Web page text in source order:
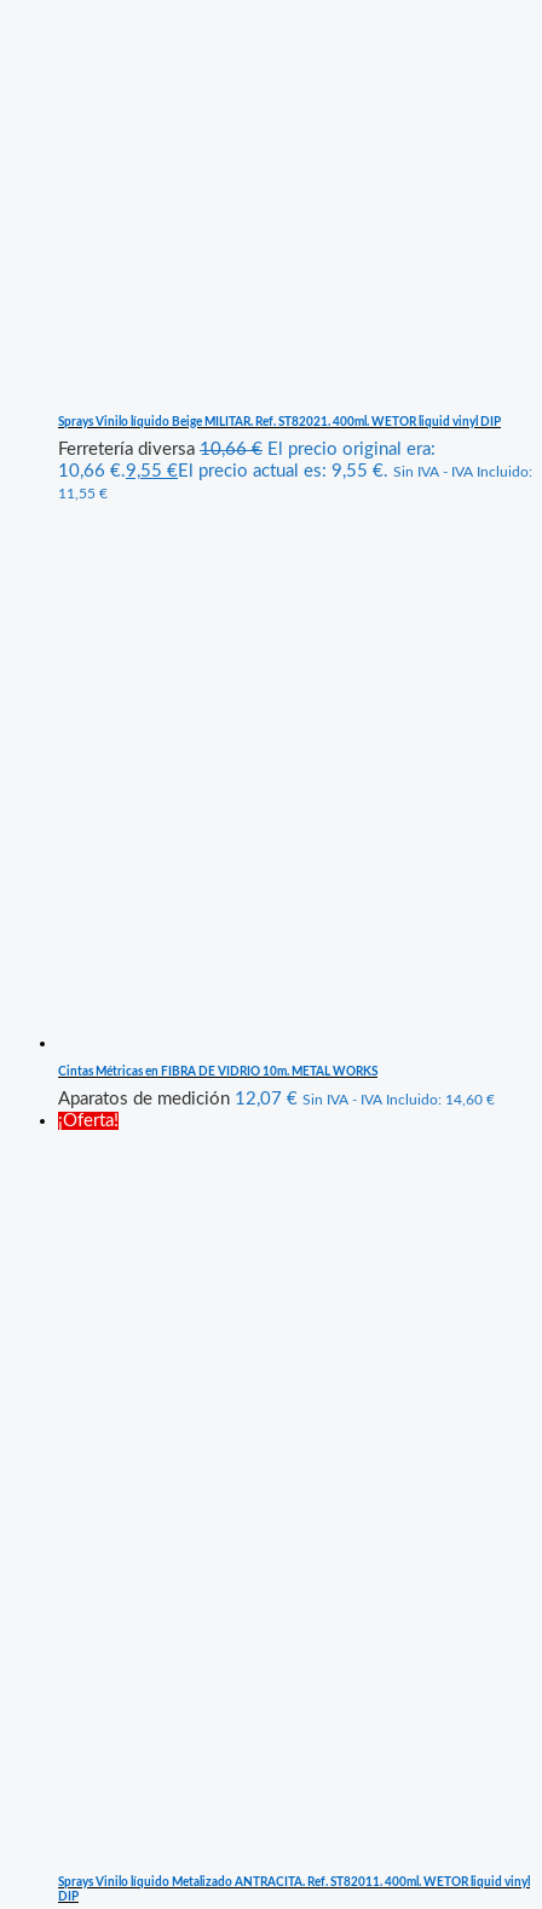
Sprays Vinilo líquido Beige MILITAR. Ref. ST82021. 400ml. WETOR liquid vinyl DIP
Ferretería diversa 10,66€ El precio original era:
10,66 €.9,55 €El precio actual es: 9,55 €. Sin IVA - IVA Incluido:
11,55 €
Cintas Métricas en FIBRA DE VIDRIO 10m. METAL WORKS
Aparatos de medición 12,07 € Sin IVA - IVA Incluido: 14,60 €
¡Oferta!
Sprays Vinilo líquido Metalizado ANTRACITA. Ref. ST82011. 400ml. WETOR liquid vinyl
DIP